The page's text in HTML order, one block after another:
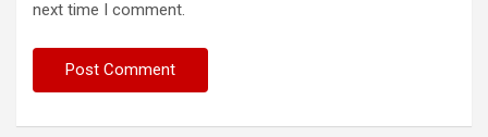
next time I comment.